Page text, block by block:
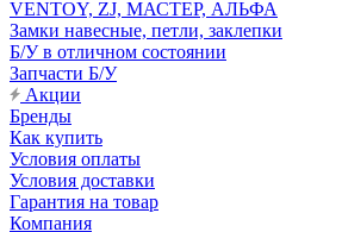
VENTOY, ZJ, МАСТЕР, АЛЬФА
Замки навесные, петли, заклепки
Б/У в отличном состоянии
Запчасти Б/У
Акции
Бренды
Как купить
Условия оплаты
Условия доставки
Гарантия на товар
Компания